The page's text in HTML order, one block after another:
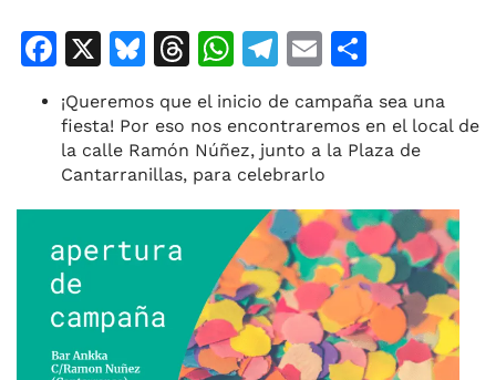
F
a
c
e
b
o
k
X
Bl
e
s
k
T
h
re
a
d
W
h
at
s
A
p
p
T
e
gr
a
m
E
m
ai
l
m
p
ti
r
¡Queremos que el inicio de campaña sea una
fiesta! Por eso nos encontraremos en el local de
la calle Ramón Núñez, junto a la Plaza de
Cantarranillas, para celebrarlo